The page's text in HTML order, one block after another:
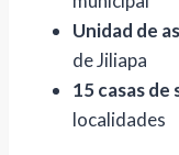
Unidad de
de Jiliapa
15 casas de
localidades